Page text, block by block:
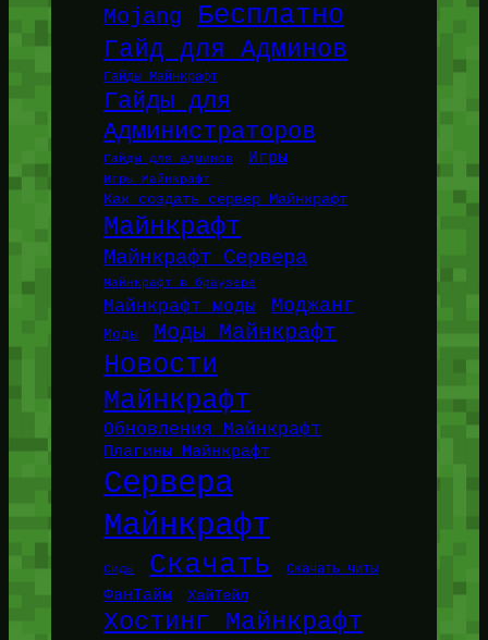
Mojang Бесплатно
Гайд для Админов
Гайды Майнкрафт
Гайды для
Администраторов
Гайды для админов Игры
Игры Майнкрафт
Как создать сервер Майнкрафт
Майнкрафт
Майнкрафт Сервера
Майнкрафт в браузере
Майнкрафт моды Моджанг
Моды Моды Майнкрафт
Новости
Майнкрафт
Обновления Майнкрафт
Плагины Майнкрафт
Сервера
Майнкрафт
Сиды Скачать Скачать читы
ФанТайм ХайТейл
Хостинг Майнкрафт